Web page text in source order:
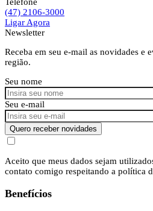
Telefone
(47) 2106-3000
Ligar Agora
Newsletter
Receba em seu e-mail as novidades e
região.
Seu nome
Seu e-mail
Quero receber novidades
Aceito que meus dados sejam
contato comigo respeitando a política
Benefícios